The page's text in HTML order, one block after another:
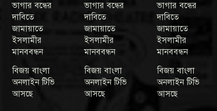
ভাগার বন্ধের
দাবিতে
জামায়াতে
ইসলামীর
মানববন্ধন
বিজয় বাংলা
অনলাইন টিভি
আসছে
ভাগার বন্ধের
দাবিতে
জামায়াতে
ইসলামীর
মানববন্ধন
বিজয় বাংলা
অনলাইন টিভি
আসছে
ভাগার বন্ধের
দাবিতে
জামায়াতে
ইসলামীর
মানববন্ধন
বিজয় বাংলা
অনলাইন টিভি
আসছে